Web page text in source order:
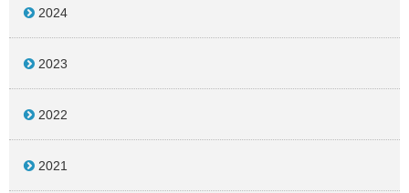
2024
2023
2022
2021